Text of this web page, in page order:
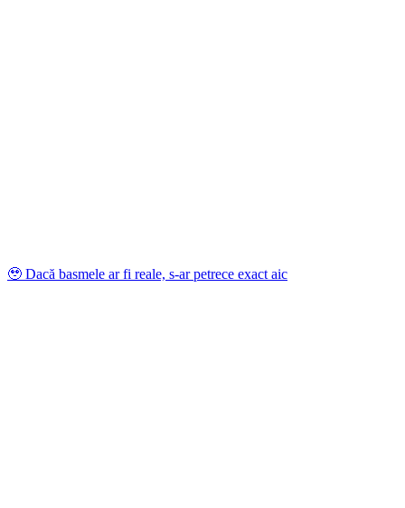
🥹 Dacă basmele ar fi reale, s-ar petrece exact aic